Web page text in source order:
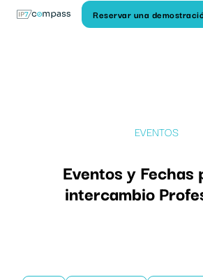
Reservar una
EVENTOS
Eventos y Fechas
intercambio